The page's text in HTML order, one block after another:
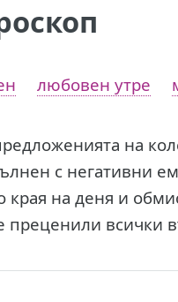
любовен утре
на
с негативни
края на деня и
преценили всички